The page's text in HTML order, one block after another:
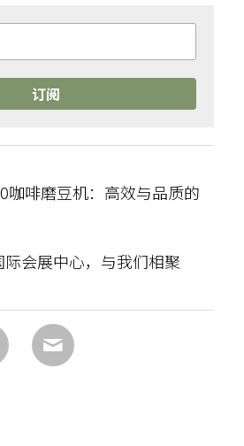
订阅
咖啡磨豆机：高效与品质的
会展中心，与我们相聚